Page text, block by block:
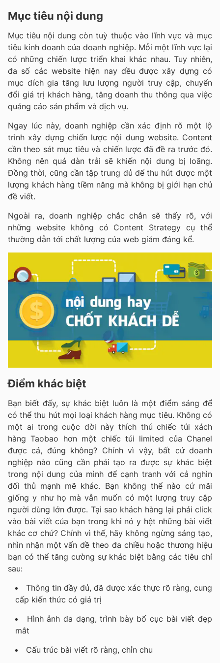
Mục tiêu nội dung
Mục tiêu nội dung còn tuỳ thuộc vào lĩnh vực và mục
tiêu kinh doanh của doanh nghiệp. Mỗi một lĩnh vực lại
có những chiến lược triển khai khác nhau. Tuy nhiên,
đa số các website hiện nay đều được xây dựng có
mục đích gia tăng lưu lượng người truy cập, chuyển
đổi giá trị khách hàng, tăng doanh thu thông qua việc
quảng cáo sản phẩm và dịch vụ.
Ngay lúc này, doanh nghiệp cần xác định rõ một lộ
trình xây dựng chiến lược nội dung website. Content
cần theo sát mục tiêu và chiến lược đã đề ra trước đó.
Không nên quá dàn trải sẽ khiến nội dung bị loãng.
Đồng thời, cũng cần tập trung đủ để thu hút được một
lượng khách hàng tiềm năng mà không bị giới hạn chủ
đề viết.
Ngoài ra, doanh nghiệp chắc chắn sẽ thấy rõ, với
những website không có Content Strategy cụ thể
thường dẫn tới chất lượng của web giảm đáng kể.
Điểm khác biệt
Bạn biết đấy, sự khác biệt luôn là một điểm sáng để
có thể thu hút mọi loại khách hàng mục tiêu. Không có
một ai trong cuộc đời này thích thú chiếc túi xách
hàng Taobao hơn một chiếc túi limited của Chanel
được cả, đúng không? Chính vì vậy, bất cứ doanh
nghiệp nào cũng cần phải tạo ra được sự khác biệt
trong nội dung của mình để cạnh tranh với cả nghìn
đối thủ mạnh mẽ khác. Bạn không thể nào cứ mãi
giống y như họ mà vẫn muốn có một lượng truy cập
người dùng lớn được. Tại sao khách hàng lại phải click
vào bài viết của bạn trong khi nó y hệt những bài viết
khác cơ chứ? Chính vì thế, hãy không ngừng sáng tạo,
nhìn nhận một vấn đề theo đa chiều hoặc thương hiệu
bạn có thể tăng cường sự khác biệt bằng các tiêu chí
sau:
Thông tin đầy đủ, đã được xác thực rõ ràng, cung
cấp kiến thức có giá trị
Hình ảnh đa dạng, trình bày bố cục bài viết đẹp
mắt
Cấu trúc bài viết rõ ràng, chỉn chu